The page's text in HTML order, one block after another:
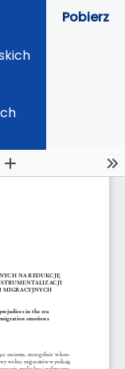
Pobierz